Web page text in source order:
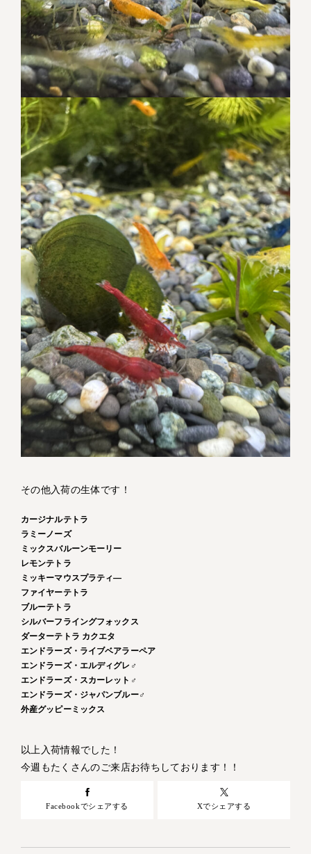
その他入荷の生体です！
カージナルテトラ
ラミーノーズ
ミックスバルーンモーリー
レモンテトラ
ミッキーマウスプラティ―
ファイヤーテトラ
ブルーテトラ
シルバーフライングフォックス
ダーターテトラ カクエタ
エンドラーズ・ライブベアラーペア
エンドラーズ・エルディグレ♂
エンドラーズ・スカーレット♂
エンドラーズ・ジャパンブルー♂
外産グッピーミックス
以上入荷情報でした！
今週もたくさんのご来店お待ちしております！！
Facebookでシェアする Xでシェアする